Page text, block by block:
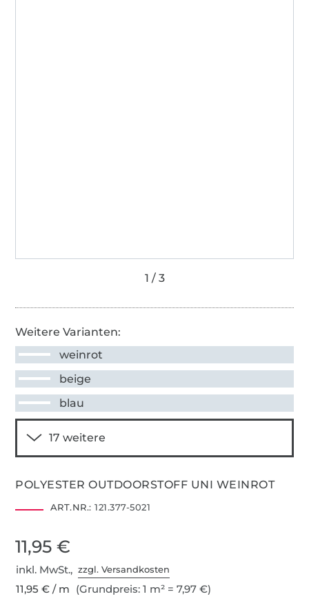
Weitere Varianten:
weinrot
beige
blau
POLYESTER OUTDOORSTOFF UNI WEINROT
ART.NR.: 121.377-5021
11,95 €
inkl. MwSt.,zzgl. Versandkosten
11,95 € / m (Grundpreis: 1 m² = 7,97 €)